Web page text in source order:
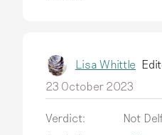
Lisa Whittle
23 October 2023
Verdict:
Not